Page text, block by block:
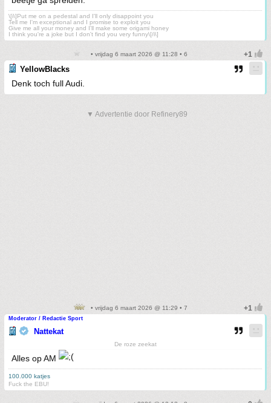
\[i\]Put me on a pedestal and I'll only disappoint you
Tell me I'm exceptional and I promise to exploit you
Give me all your money and I'll make some origami honey
I think you're a joke but I don't find you very funny\[/i\]
• vrijdag 6 maart 2026 @ 11:28 • 6
YellowBlacks
Denk toch full Audi.
▼ Advertentie door Refinery89
• vrijdag 6 maart 2026 @ 11:29 • 7
Moderator / Redactie Sport
Nattekat
De roze zeekat
Alles op AM
100.000 katjes
Fuck the EBU!